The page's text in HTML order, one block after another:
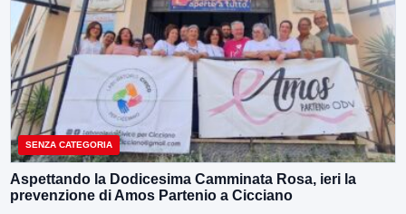
SENZA CATEGORIA
Aspettando la Dodicesima Camminata Rosa, ieri la
prevenzione di Amos Partenio a Cicciano